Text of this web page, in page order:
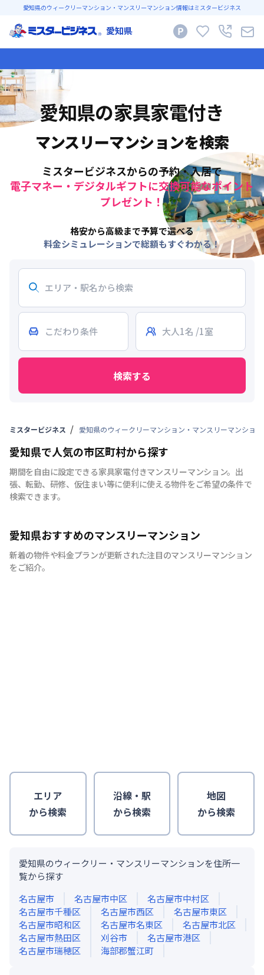
愛知県のウィークリーマンション・マンスリーマンション情報はミスタービジネス
愛知県
愛知県の家具家電付き
マンスリーマンションを検索
ミスタービジネスからの予約・入居で
電子マネー・デジタルギフトに交換可能なポイント
プレゼント！
格安から高級まで予算で選べる
料金シミュレーションで総額もすぐわかる！
検索する
ミスタービジネス 愛知県のウィークリーマンション・マンスリーマンショ
愛知県で人気の市区町村から探す
期間を自由に設定できる家具家電付きマンスリーマンション。出
張、転勤、研修、仮住まい等に便利に使える物件をご希望の条件で
検索できます。
愛知県おすすめのマンスリーマンション
新着の物件や料金プランが更新された注目のマンスリーマンション
をご紹介。
エリア
から検索
沿線・駅
から検索
地図
から検索
愛知県のウィークリー・マンスリーマンションを住所一
覧から探す
名古屋市
名古屋市中区
名古屋市中村区
名古屋市千種区
名古屋市西区
名古屋市東区
名古屋市昭和区
名古屋市名東区
名古屋市北区
名古屋市熱田区
刈谷市
名古屋市港区
名古屋市瑞穂区
海部郡蟹江町